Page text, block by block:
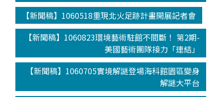
【新聞稿】1060518重現北火足跡計畫開展記者會
【新聞稿】1060823環境藝術駐館不間斷！ 第2期-
美國藝術團隊接力「連結」
【新聞稿】1060705實境解謎登場海科館園區變身
解謎大平台